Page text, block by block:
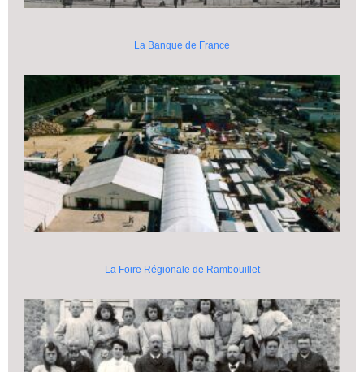
La Banque de France
La Foire Régionale de Rambouillet